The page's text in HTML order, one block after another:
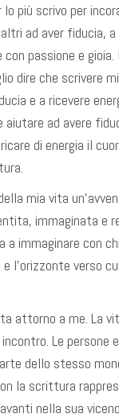
più scrivo per
ad aver fiducia,
con passione e
dire che scrivere
e a ricevere
aiutare ad avere
di energia il
mia vita
immaginata e
a immaginare con
l’orizzonte verso
attorno a me. La
Le persone
dello stesso
la scrittura
nella sua